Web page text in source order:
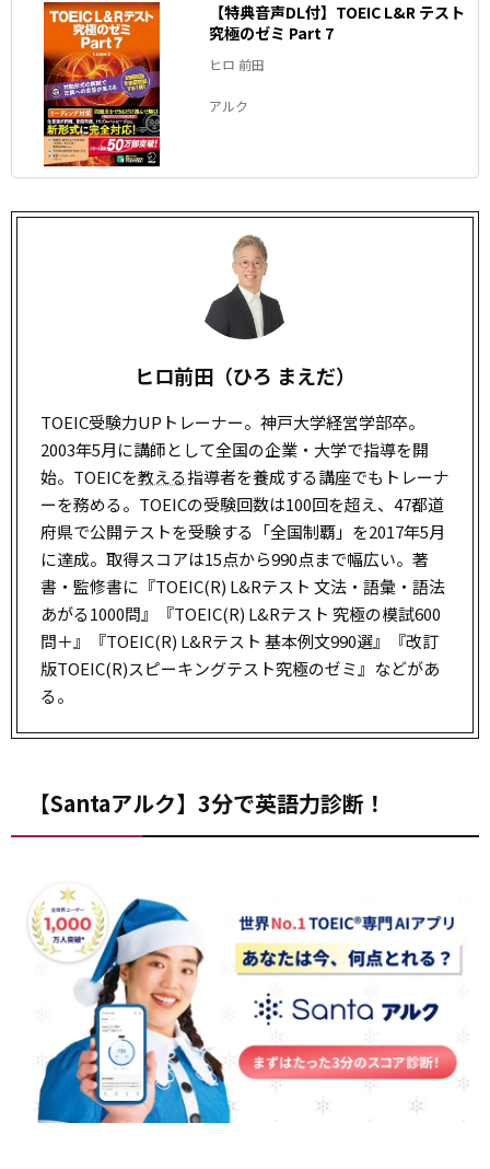
【特典音声DL付】TOEIC L&R テスト
究極のゼミ Part 7
ヒロ 前田
アルク
ヒロ前田（ひろ まえだ）
TOEIC受験力UPトレーナー。神戸大学経営学部卒。
2003年5月に講師として全国の企業・大学で指導を開
始。TOEICを教える指導者を養成する講座でもトレーナ
ーを務める。TOEICの受験回数は100回を超え、47都道
府県で公開テストを受験する「全国制覇」を2017年5月
に達成。取得スコアは15点から990点まで幅広い。著
書・監修書に『TOEIC(R) L&Rテスト 文法・語彙・語法
あがる1000問』『TOEIC(R) L&Rテスト 究極の模試600
問＋』『TOEIC(R) L&Rテスト 基本例文990選』『改訂
版TOEIC(R)スピーキングテスト究極のゼミ』などがあ
る。
【Santaアルク】3分で英語力診断！